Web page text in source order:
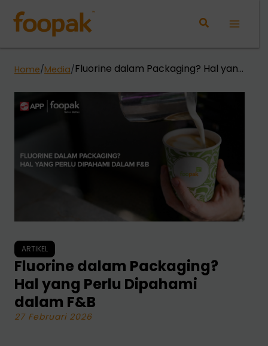
konten
Home/Media/Fluorine dalam Packaging? Hal yang
ARTIKEL
Fluorine dalam Packaging?
Hal yang Perlu Dipahami
dalam F&B
27 Februari 2026